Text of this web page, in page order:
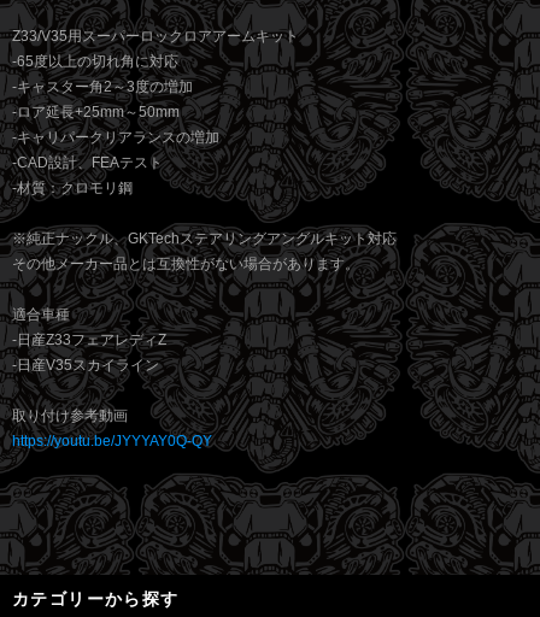
Z33/V35用スーパーロックロアアームキット
-65度以上の切れ角に対応
-キャスター角2～3度の増加
-ロア延長+25mm～50mm
-キャリパークリアランスの増加
-CAD設計、FEAテスト
-材質：クロモリ鋼
※純正ナックル、GKTechステアリングアングルキット対応
その他メーカー品とは互換性がない場合があります。
適合車種
-日産Z33フェアレディZ
-日産V35スカイライン
取り付け参考動画
https://youtu.be/JYYYAY0Q-QY
カテゴリーから探す